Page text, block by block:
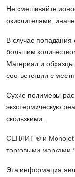
Не смешивайте
окислителями,
В случае попадания
большим
Материал и
соответствии с
Сухие полимеры
экзотермическую
скользкими.
СЕПЛИТ ® и
торговыми марками
Эта информация